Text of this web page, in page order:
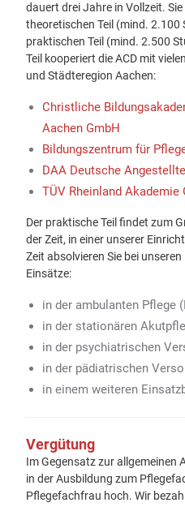
dauert drei Jahre in Vollzeit.
theoretischen Teil (mind. 2.100
praktischen Teil (mind. 2.500
Teil kooperiert die ACD mit
und Städteregion Aachen:
Christliche
Aachen GmbH
Bildungszentrum für
DAA Deutsche
TÜV Rheinland Akademie
Der praktische Teil findet zum
der Zeit, in einer unserer
Zeit absolvieren Sie bei
Einsätze:
in der ambulanten Pflege
in der stationären
in der psychiatrischen
in der pädiatrischen
in einem weiteren
Vergütung
Im Gegensatz zur allgemeinen
in der Ausbildung zum
Pflegefachfrau hoch. Wir